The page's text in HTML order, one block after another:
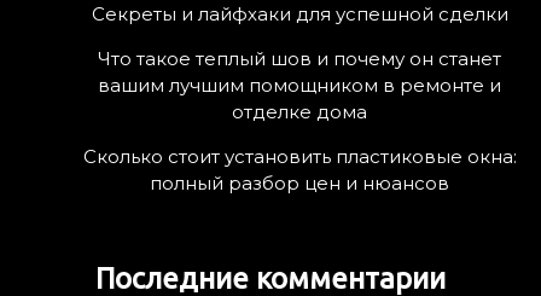
Секреты и лайфхаки для успешной сделки
Что такое теплый шов и почему он станет
вашим лучшим помощником в ремонте и
отделке дома
Сколько стоит установить пластиковые окна:
полный разбор цен и нюансов
Последние комментарии